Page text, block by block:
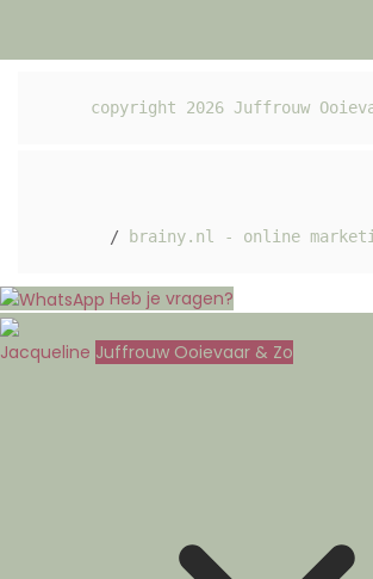
copyright 2026 Juffrouw
/ brainy.nl - online
Heb je vragen?
Jacqueline Juffrouw Ooievaar & Zo